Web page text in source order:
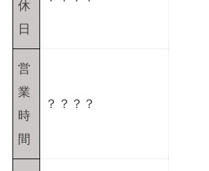
休
日
営
業
時
間
？？？？